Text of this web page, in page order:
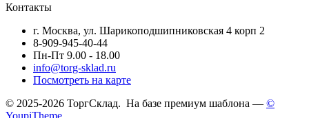
Контакты
г. Москва, ул. Шарикоподшипниковская 4 корп 2
8-909-945-40-44
Пн-Пт 9.00 - 18.00
info@torg-sklad.ru
Посмотреть на карте
© 2025-2026 ТоргСклад. На базе премиум шаблона — ©
YoupiTheme